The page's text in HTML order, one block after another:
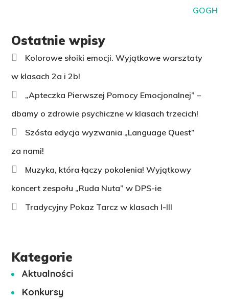
Ostatnie wpisy
Kolorowe słoiki emocji. Wyjątkowe warsztaty
w klasach 2a i 2b!
„Apteczka Pierwszej Pomocy Emocjonalnej” –
dbamy o zdrowie psychiczne w klasach trzecich!
Szósta edycja wyzwania „Language Quest”
za nami!
Muzyka, która łączy pokolenia! Wyjątkowy
koncert zespołu „Ruda Nuta” w DPS-ie
Tradycyjny Pokaz Tarcz w klasach I-III
Kategorie
Aktualności
Konkursy